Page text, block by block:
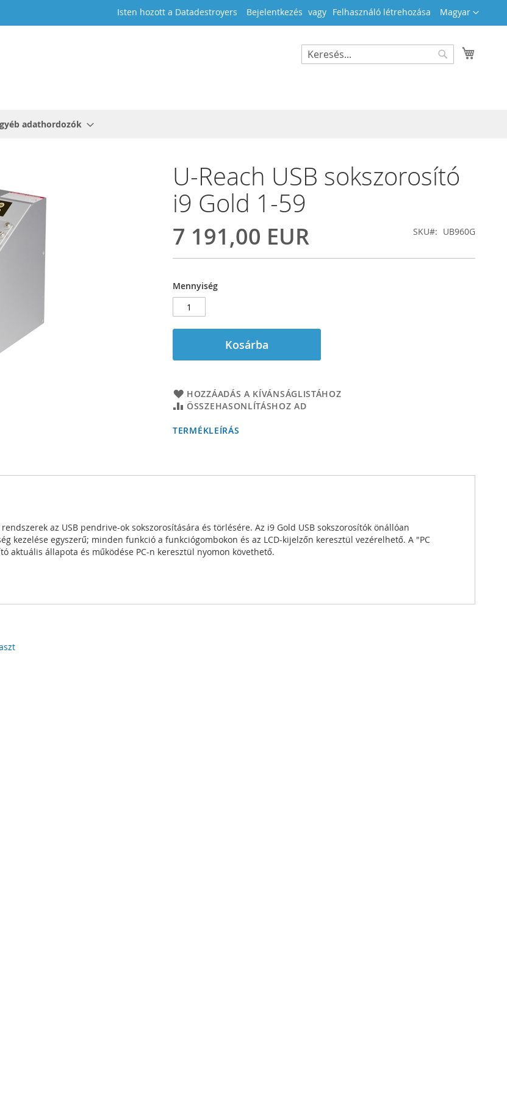
Nyelv
Magyar
Isten hozott a Datadestroyers Bejelentkezés Felhasználó létrehozása
Search
adathordozók
U-Reach USB sokszorosító
i9 Gold 1-59
7 191,00 EUR SKU UB960G
Mennyiség
Kosárba
HOZZÁADÁS A KÍVÁNSÁGLISTÁHOZ
ÖSSZEHASONLÍTÁSHOZ AD
TERMÉKLEÍRÁS
az USB pendrive-ok sokszorosítására és törlésére. Az i9 Gold USB sokszorosítók önállóan
kezelése egyszerű; minden funkció a funkciógombokon és az LCD-kijelzőn keresztül vezérelhető. A "PC
aktuális állapota és működése PC-n keresztül nyomon követhető.